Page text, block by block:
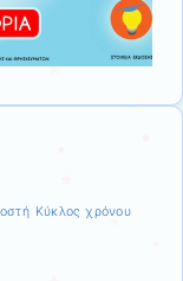
Κύκλος χρόνου